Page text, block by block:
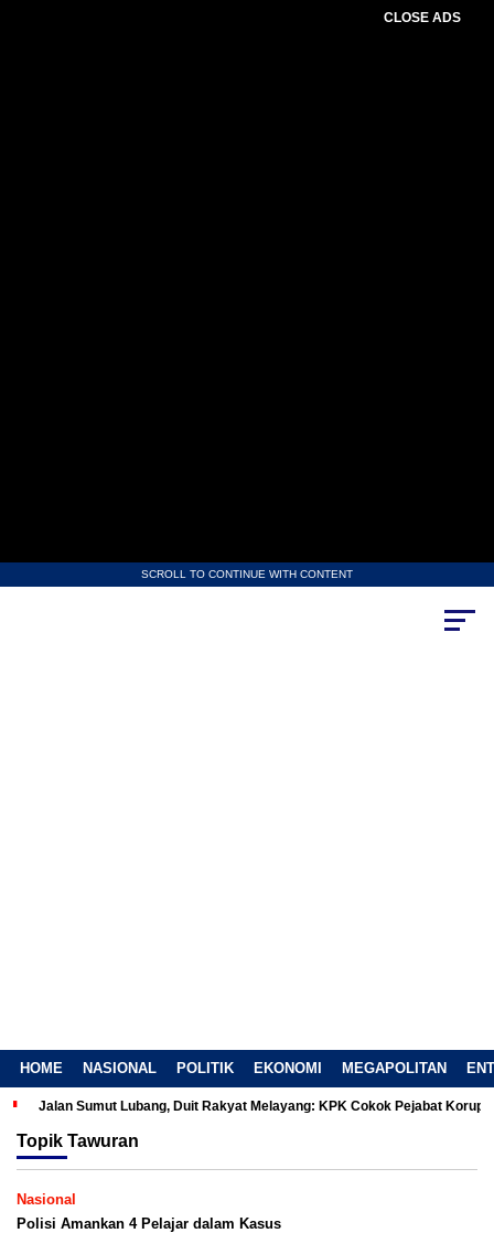
CLOSE ADS
SCROLL TO CONTINUE WITH CONTENT
HOME NASIONAL POLITIK EKONOMI MEGAPOLITAN
Jalan Sumut Lubang, Duit Rakyat Melayang: KPK Cokok Pejabat Korup
Topik Tawuran
Nasional
Polisi Amankan 4 Pelajar dalam Kasus